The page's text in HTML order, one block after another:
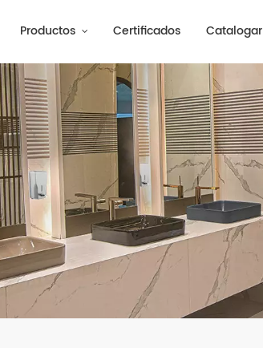
Productos Certificados Catalogar